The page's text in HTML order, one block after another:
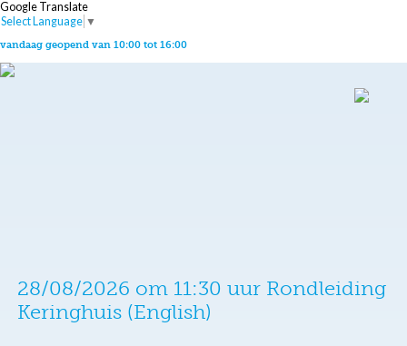
Google Translate
Select Language ▼
vandaag geopend van 10:00 tot 16:00
28/08/2026 om 11:30 uur Rondleiding
Keringhuis (English)